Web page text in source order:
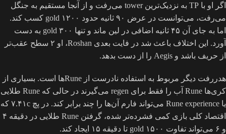
اگر او با TP به نزدیک‌ترین tower می‌رفت و از آنجا مستقیم به جنگل
می‌رفت، می‌توانست در عرض ۹۰ ثانیه حدود ۱۲۰۰ gold کسب کند.
اما به جای آن ۴۵ ثانیه اضافی در لین ماند و تنها ۳۰۰ gold به دست
آورد. این اختلاف باعث شد در فایت بعدی Roshan، او ۲ سطح عقب‌تر
از حریف باشد و Aegis را از دست بدهد.
هدررفت دیگر مربوط به استفاده نادرست از Runeها است. بسیاری از
کری‌ها Rune آب را فقط برای regen می‌گیرند در حالی که Rune طلایی
یا Rune experience می‌تواند فارم آن‌ها را چند برابر کند. در پچ ۷.۴۱c که
اقتصاد کلی بازی کمی فشرده‌تر شده، گرفتن Rune طلایی در دقیقه ۴
و ۶ می‌تواند تفاوت ۱۵۰۰ gold تا دقیقه ۱۵ ایجاد کند.